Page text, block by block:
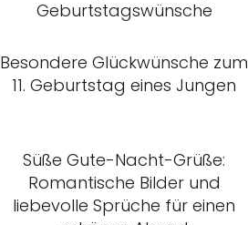
Geburtstagswünsche
Besondere Glückwünsche zum
11. Geburtstag eines Jungen
Süße Gute-Nacht-Grüße:
Romantische Bilder und
liebevolle Sprüche für einen